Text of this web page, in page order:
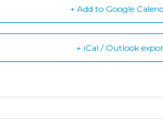
+ Add to Google
+ iCal / Outlook